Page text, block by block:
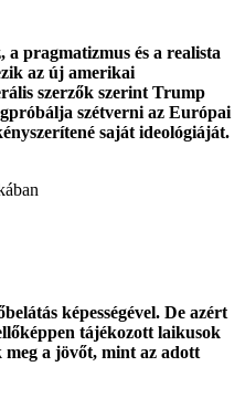
a pragmatizmus és a realista
az új amerikai
szerzők szerint Trump
szétverni az Európai
saját ideológiáját.
képességével. De azért
tájékozott laikusok
meg a jövőt, mint az adott